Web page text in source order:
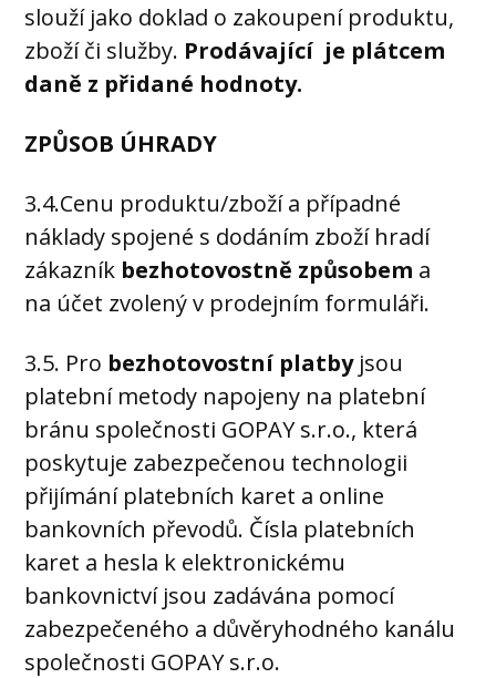
slouží jako doklad o zakoupení produktu,
zboží či služby. Prodávající je plátcem
daně z přidané hodnoty.
ZPŮSOB ÚHRADY
3.4.Cenu produktu/zboží a případné
náklady spojené s dodáním zboží hradí
zákazník bezhotovostně způsobem a
na účet zvolený v prodejním formuláři.
3.5. Pro bezhotovostní platbyjsou
platební metody napojeny na platební
bránu společnosti GOPAY s.r.o., která
poskytuje zabezpečenou technologii
přijímání platebních karet a online
bankovních převodů. Čísla platebních
karet a hesla k elektronickému
bankovnictví jsou zadávána pomocí
zabezpečeného a důvěryhodného kanálu
společnosti GOPAY s.r.o.